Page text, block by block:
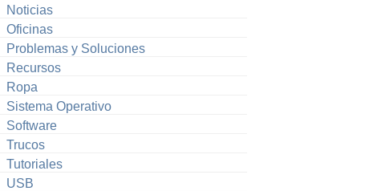
Noticias
Oficinas
Problemas y Soluciones
Recursos
Ropa
Sistema Operativo
Software
Trucos
Tutoriales
USB